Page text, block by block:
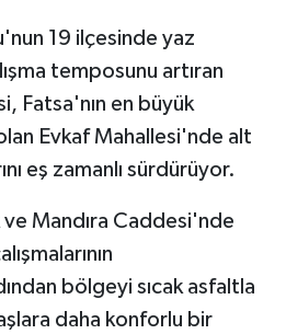
19 ilçesinde yaz
temposunu artıran
Fatsa'nın en büyük
Evkaf Mahallesi'nde alt
eş zamanlı sürdürüyor.
Mandıra Caddesi'nde
bölgeyi sıcak asfaltla
daha konforlu bir